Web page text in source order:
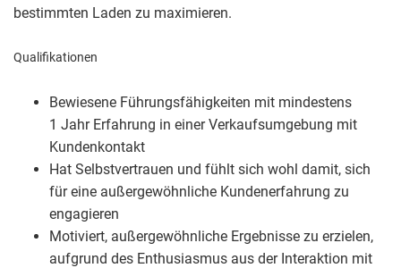
bestimmten Laden zu maximieren.
Qualifikationen
Bewiesene Führungsfähigkeiten mit mindestens
1 Jahr Erfahrung in einer Verkaufsumgebung mit
Kundenkontakt
Hat Selbstvertrauen und fühlt sich wohl damit, sich
für eine außergewöhnliche Kundenerfahrung zu
engagieren
Motiviert, außergewöhnliche Ergebnisse zu erzielen,
aufgrund des Enthusiasmus aus der Interaktion mit